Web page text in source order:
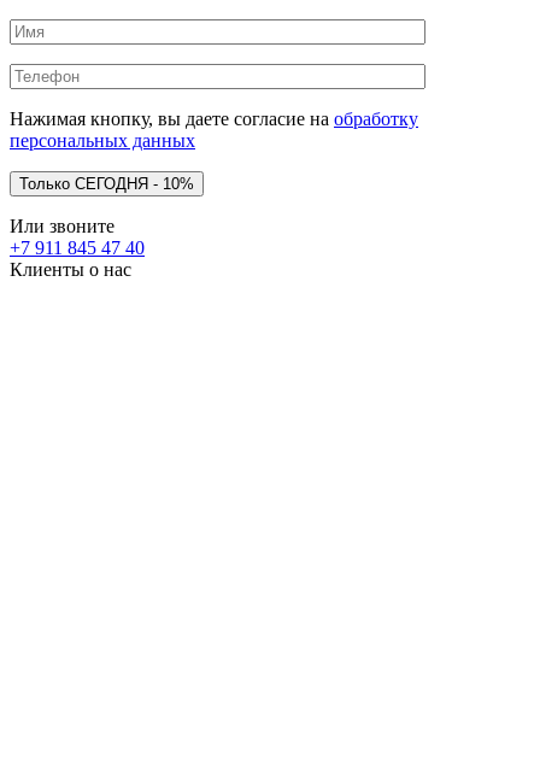
Нажимая кнопку, вы даете согласие на обработку
персональных данных
Или звоните
+7 911 845 47 40
Клиенты о нас